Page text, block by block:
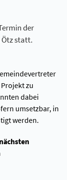
der
Ötz statt.
zu
dabei
umsetzbar, in
werden.